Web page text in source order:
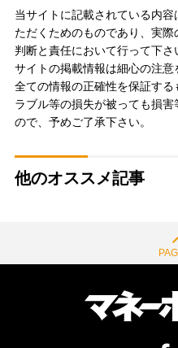
当サイトに記載されている内
ただくためのものであり、実
判断と責任において行って下
サイトの掲載情報は細心の注
全ての情報の正確性を保証す
ラブル等の損失が被っても損
ので、予めご了承下さい。
他のオススメ記事